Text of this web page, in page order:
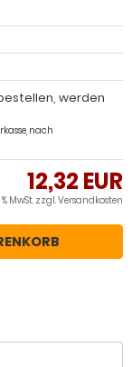
werden
nach
12,32 EUR
MwSt. zzgl.Versandkosten